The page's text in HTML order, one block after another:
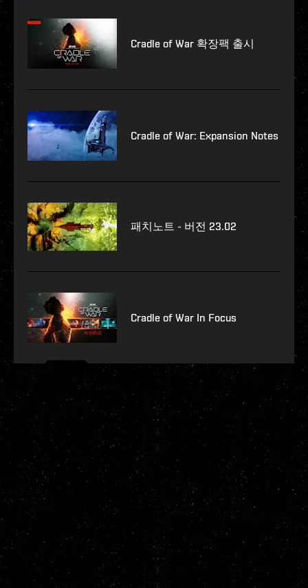
Cradle of War 확장팩 출시
Cradle of War: Expansion Notes
패치노트 - 버전 23.02
Cradle of War In Focus